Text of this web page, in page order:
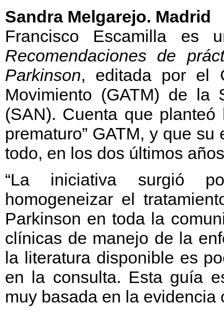
Sandra Melgarejo. Madrid
Francisco Escamilla
Recomendaciones de
Parkinson, editada por el
Movimiento (GATM) de la
(SAN). Cuenta que
prematuro” GATM, y que
todo, en los dos últimos
“La iniciativa surgió
homogeneizar el
Parkinson en toda la
clínicas de manejo de la
la literatura disponible es
en la consulta. Esta guía
muy basada en la evidencia